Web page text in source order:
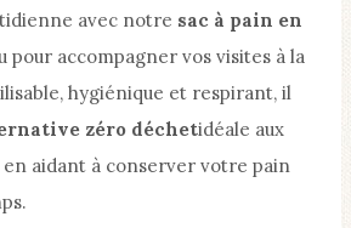
avec notre sac à pain en
pour accompagner vos visites à la
hygiénique et respirant, il
zéro déchetidéale aux
en aidant à conserver votre pain